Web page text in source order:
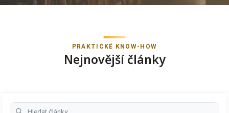
PRAKTICKÉ KNOW-HOW
Nejnovější články